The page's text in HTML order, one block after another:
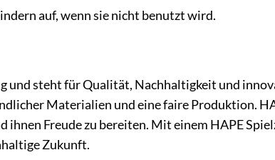
auf, wenn sie nicht benutzt wird.
steht für Qualität, Nachhaltigkeit und
Materialien und eine faire Produktion.
Freude zu bereiten. Mit einem HAPE
Zukunft.